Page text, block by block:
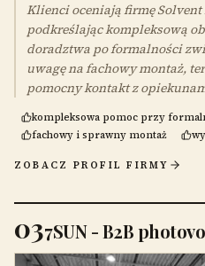
Klienci oceniają firmę
podkreślając kompleksową
doradztwa po formalności
uwagę na fachowy montaż,
pomocny kontakt z
kompleksowa pomoc przy
fachowy i sprawny montaż
ZOBACZ PROFIL FIRMY
037SUN - B2B